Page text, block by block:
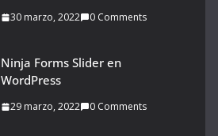
30 marzo, 2022 0 Comments
Ninja Forms Slider en
WordPress
29 marzo, 2022 0 Comments